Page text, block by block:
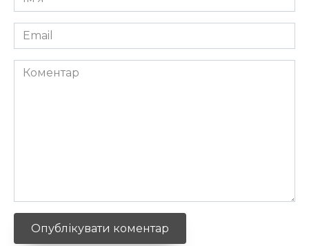
*
Email
*
Коментар